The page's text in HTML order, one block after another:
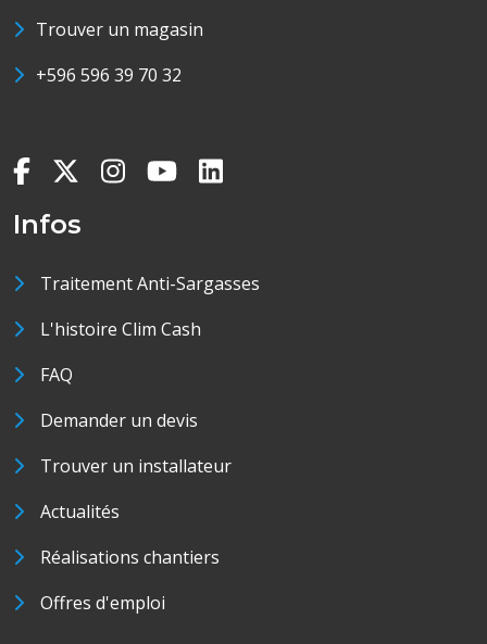
Trouver un magasin
+596 596 39 70 32
Infos
Traitement Anti-Sargasses
L'histoire Clim Cash
FAQ
Demander un devis
Trouver un installateur
Actualités
Réalisations chantiers
Offres d'emploi